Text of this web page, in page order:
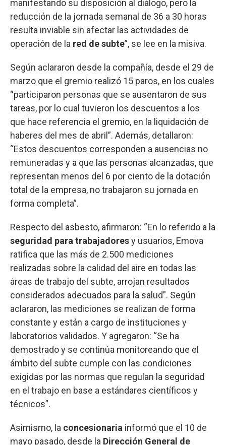
manifestando su disposición al diálogo, pero la
reducción de la jornada semanal de 36 a 30 horas
resulta inviable sin afectar las actividades de
operación de la red de subte”, se lee en la misiva.
Según aclararon desde la compañía, desde el 29 de
marzo que el gremio realizó 15 paros, en los cuales
“participaron personas que se ausentaron de sus
tareas, por lo cual tuvieron los descuentos a los
que hace referencia el gremio, en la liquidación de
haberes del mes de abril”. Además, detallaron:
“Estos descuentos corresponden a ausencias no
remuneradas y a que las personas alcanzadas, que
representan menos del 6 por ciento de la dotación
total de la empresa, no trabajaron su jornada en
forma completa”.
Respecto del asbesto, afirmaron: “En lo referido a la
seguridad para trabajadoresy usuarios, Emova
ratifica que las más de 2.500 mediciones
realizadas sobre la calidad del aire en todas las
áreas de trabajo del subte, arrojan resultados
considerados adecuados para la salud”. Según
aclararon, las mediciones se realizan de forma
constante y están a cargo de instituciones y
laboratorios validados. Y agregaron: “Se ha
demostrado y se continúa monitoreando que el
ámbito del subte cumple con las condiciones
exigidas por las normas que regulan la seguridad
en el trabajo en base a estándares científicos y
técnicos”.
Asimismo, la concesionaria informó que el 10 de
mayo pasado, desde la Dirección General de